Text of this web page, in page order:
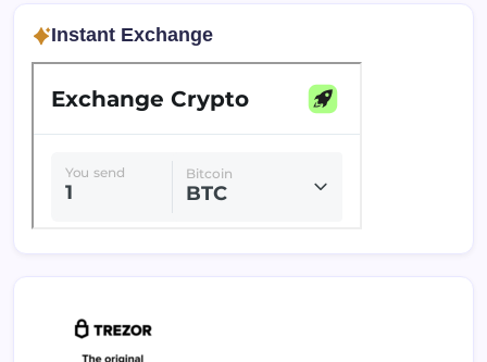
Instant Exchange